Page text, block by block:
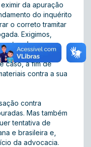
da apuração
do inquérito
o correto tramitar
Exigimos,
da
atuação da
caso, a fim de
contra a sua
contra
Mas também
tentativa de
e brasileira e,
da advocacia.